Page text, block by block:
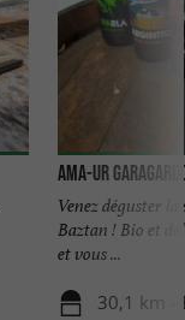
Ama-Ur
Venez déguster
Baztan ! Bio et
et vous ...
30,1 km -